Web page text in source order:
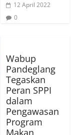
12 April 2022
0
Wabup
Pandeglang
Tegaskan
Peran SPPI
dalam
Pengawasan
Program
Makan